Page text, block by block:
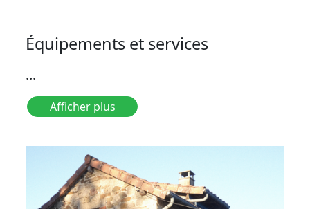
Équipements et services
...
Afficher plus